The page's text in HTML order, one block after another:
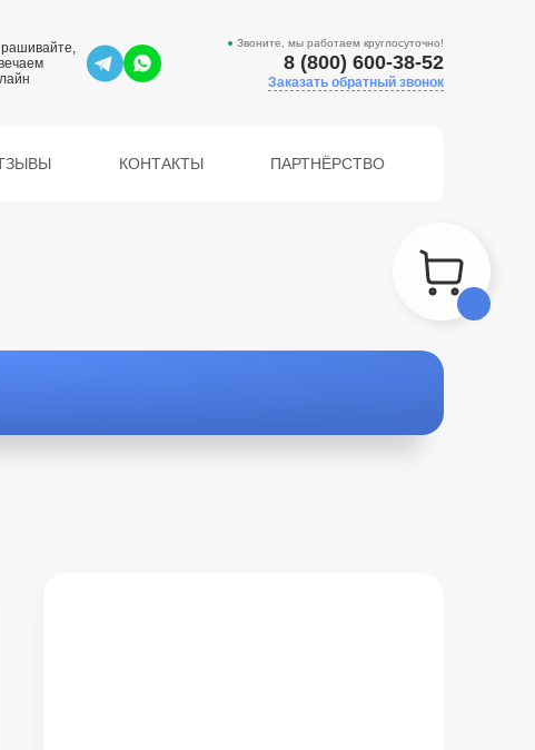
Звоните, мы работаем круглосуточно!
8 (800) 600-38-52
Заказать обратный звонок
КОНТАКТЫ ПАРТНЁРСТВО